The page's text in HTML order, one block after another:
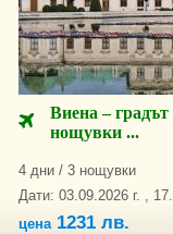
Виена –
нощувки ...
4 дни / 3 нощувки
Дати: 03.09.2026 г. ,
цена1231 лв.